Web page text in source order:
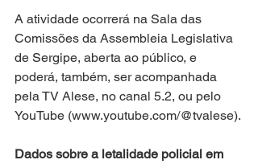
A atividade ocorrerá na Sala das
Comissões da Assembleia Legislativa
de Sergipe, aberta ao público, e
poderá, também, ser acompanhada
pela TV Alese, no canal 5.2, ou pelo
YouTube (www.youtube.com/@tvalese).
Dados sobre a letalidade policial em